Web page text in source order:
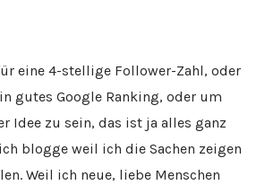
eine 4-stellige Follower-Zahl, oder
gutes Google Ranking, oder um
Idee zu sein, das ist ja alles ganz
blogge weil ich die Sachen zeigen
Weil ich neue, liebe Menschen